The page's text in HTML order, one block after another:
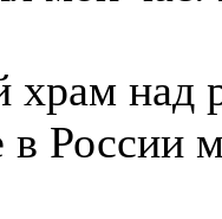
храм над
России